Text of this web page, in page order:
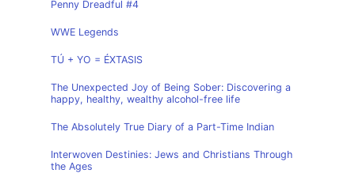
Penny Dreadful #4
WWE Legends
TÚ + YO = ÉXTASIS
The Unexpected Joy of Being Sober: Discovering a
happy, healthy, wealthy alcohol-free life
The Absolutely True Diary of a Part-Time Indian
Interwoven Destinies: Jews and Christians Through
the Ages